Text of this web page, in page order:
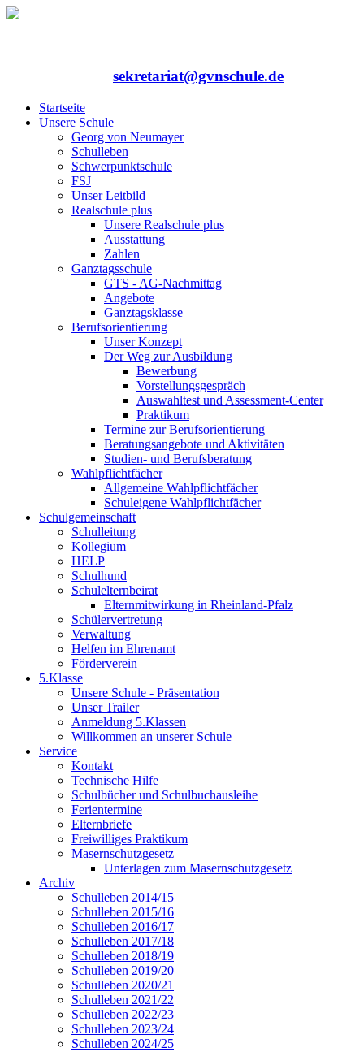
sekretariat@gvnschule.de
Startseite
Unsere Schule
Georg von Neumayer
Schulleben
Schwerpunktschule
FSJ
Unser Leitbild
Realschule plus
Unsere Realschule plus
Ausstattung
Zahlen
Ganztagsschule
GTS - AG-Nachmittag
Angebote
Ganztagsklasse
Berufsorientierung
Unser Konzept
Der Weg zur Ausbildung
Bewerbung
Vorstellungsgespräch
Auswahltest und Assessment-Center
Praktikum
Termine zur Berufsorientierung
Beratungsangebote und Aktivitäten
Studien- und Berufsberatung
Wahlpflichtfächer
Allgemeine Wahlpflichtfächer
Schuleigene Wahlpflichtfächer
Schulgemeinschaft
Schulleitung
Kollegium
HELP
Schulhund
Schulelternbeirat
Elternmitwirkung in Rheinland-Pfalz
Schülervertretung
Verwaltung
Helfen im Ehrenamt
Förderverein
5.Klasse
Unsere Schule - Präsentation
Unser Trailer
Anmeldung 5.Klassen
Willkommen an unserer Schule
Service
Kontakt
Technische Hilfe
Schulbücher und Schulbuchausleihe
Ferientermine
Elternbriefe
Freiwilliges Praktikum
Masernschutzgesetz
Unterlagen zum Masernschutzgesetz
Archiv
Schulleben 2014/15
Schulleben 2015/16
Schulleben 2016/17
Schulleben 2017/18
Schulleben 2018/19
Schulleben 2019/20
Schulleben 2020/21
Schulleben 2021/22
Schulleben 2022/23
Schulleben 2023/24
Schulleben 2024/25